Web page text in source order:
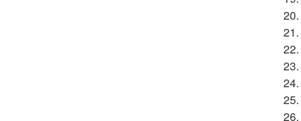
20.
21.
22.
23.
24.
25.
26.